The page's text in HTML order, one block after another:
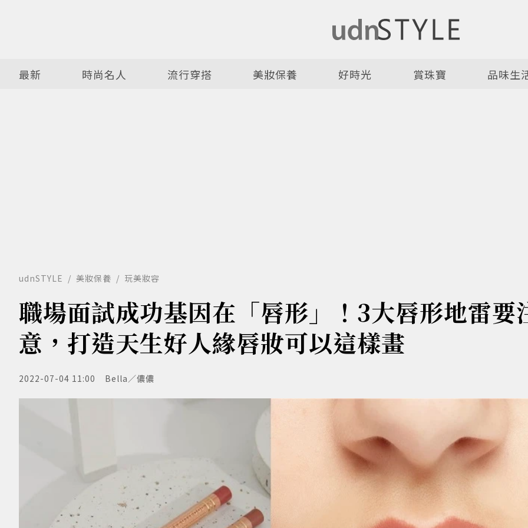
最新 時尚名人 流行穿搭 美妝保養 好時光 賞珠寶 品味生
udnSTYLE 美妝保養 玩美妝容
職場面試成功基因在「唇形」！3大唇形地雷要
意，打造天生好人緣唇妝可以這樣畫
2022-07-04 11:00 Bella／儂儂